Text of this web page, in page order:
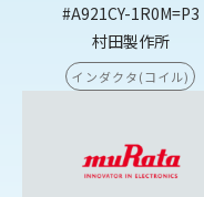
#A921CY-1R0M=P3
村田製作所
インダクタ(コイル)